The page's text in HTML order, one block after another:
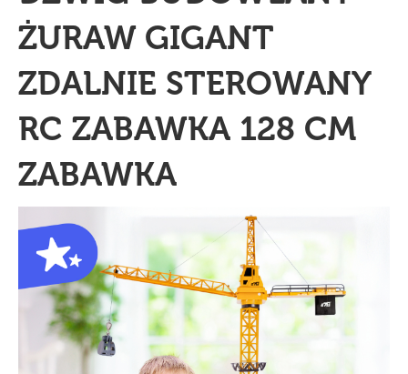
ŻURAW GIGANT
ZDALNIE STEROWANY
RC ZABAWKA 128 CM
ZABAWKA